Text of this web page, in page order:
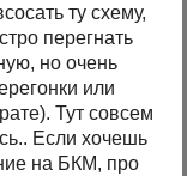
ту схему,
перегнать
но очень
или
Тут совсем
Если хочешь
на БКМ, про